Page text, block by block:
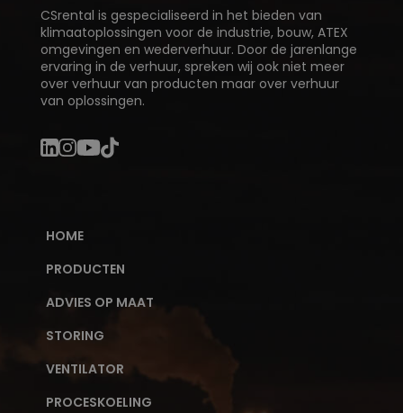
CSrental is gespecialiseerd in het bieden van
klimaatoplossingen voor de industrie, bouw, ATEX
omgevingen en wederverhuur. Door de jarenlange
ervaring in de verhuur, spreken wij ook niet meer
over verhuur van producten maar over verhuur
van oplossingen.
HOME
PRODUCTEN
ADVIES OP MAAT
STORING
VENTILATOR
PROCESKOELING